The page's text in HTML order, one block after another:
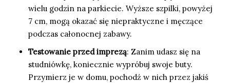
wielu godzin na parkiecie. Wyższe szpilki, powyżej
7 cm, mogą okazać się niepraktyczne i męczące
podczas całonocnej zabawy.
Testowanie przed imprezą: Zanim udasz się na
studniówkę, koniecznie wypróbuj swoje buty.
Przymierz je w domu, pochodź w nich przez jakiś